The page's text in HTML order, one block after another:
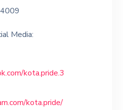
Media:
kota.pride.3
kota.pride/